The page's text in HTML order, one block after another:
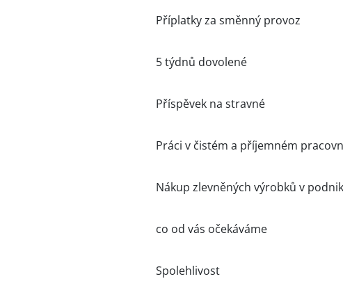
Příplatky za směnný provoz
5 týdnů dovolené
Příspěvek na stravné
Práci v čistém a příjemném
Nákup zlevněných výrobků v
co od vás očekáváme
Spolehlivost